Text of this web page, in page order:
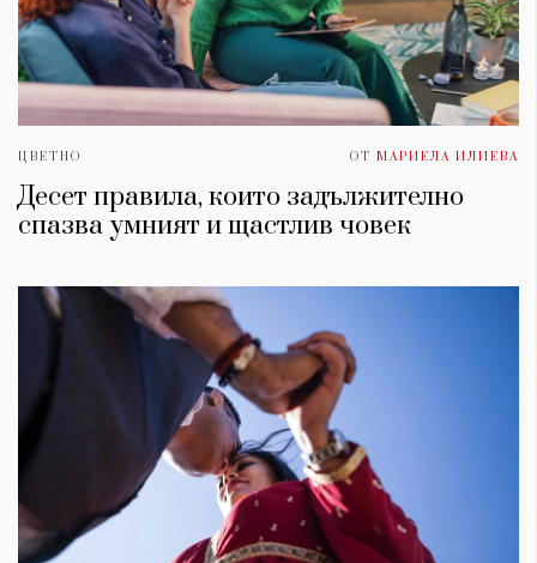
ЦВЕТНО ОТ МАРИЕЛА ИЛИЕВА
Десет правила, които задължително
спазва умният и щастлив човек